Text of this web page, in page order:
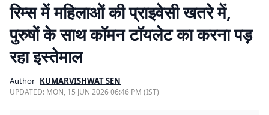
रिम्स में महिलाओं की प्राइवेसी खतरे में,
पुरुषों के साथ कॉमन टॉयलेट का करना पड़
रहा इस्तेमाल
Author KUMARVISHWAT SEN
UPDATED: MON, 15 JUN 2026 06:46 PM (IST)